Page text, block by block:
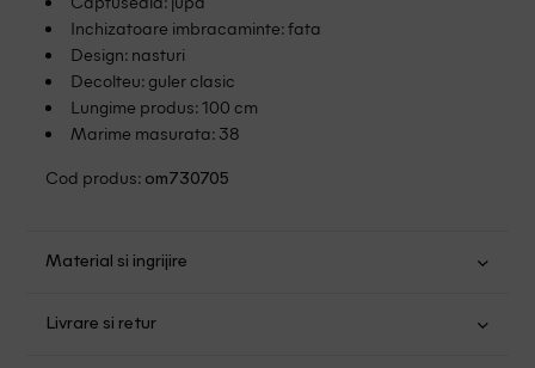
Inchizatoare imbracaminte: fata
Design: nasturi
Decolteu: guler clasic
Lungime produs: 100 cm
Marime masurata: 38
Cod produs: om730705
Material si ingrijire
Livrare si retur